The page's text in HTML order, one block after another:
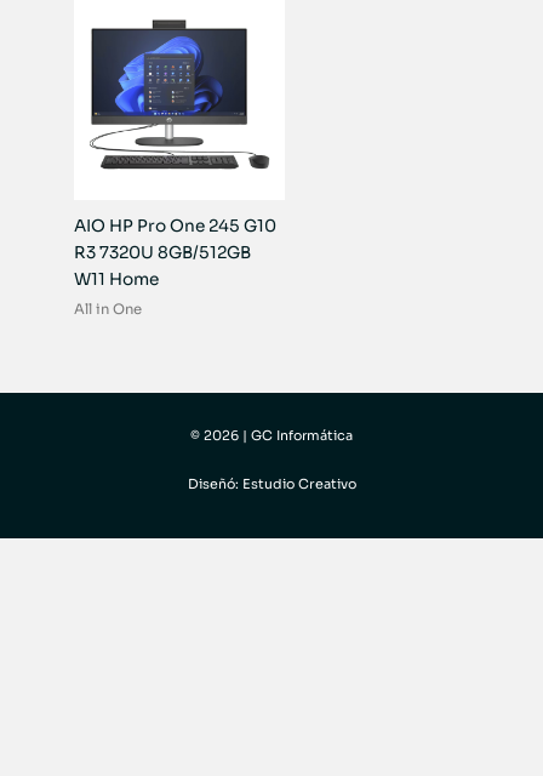
AIO HP Pro One 245 G10
R3 7320U 8GB/512GB
W11 Home
All in One
© 2026 | GC Informática
Diseñó: Estudio Creativo